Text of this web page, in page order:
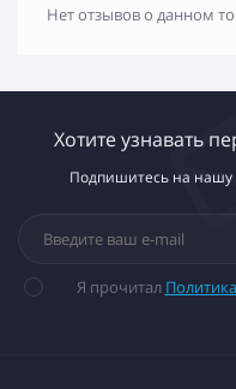
Нет отзывов о данном
Хотите узнавать
Подпишитесь на нашу
Я прочитал